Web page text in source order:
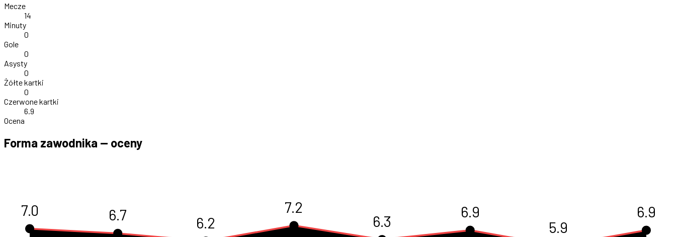
Mecze
14
Minuty
0
Gole
0
Asysty
0
Żółte kartki
0
Czerwone kartki
6.9
Ocena
Forma zawodnika — oceny
7.0 6.7 6.2
7.2
6.3
6.9
5.9
6.9